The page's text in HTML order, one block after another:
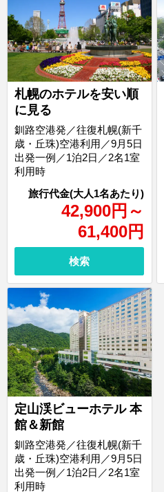
札幌のホテルを安い順
に見る
42,900円 ～
61,400円
釧路空港発／往復札幌(新千
歳・丘珠)空港利用／9月5日
出発一例／1泊2日／2名1室
利用時
検索
定山渓ビューホテル 本
館＆新館
釧路空港発／往復札幌(新千
歳・丘珠)空港利用／9月5日
出発一例／1泊2日／2名1室
利用時